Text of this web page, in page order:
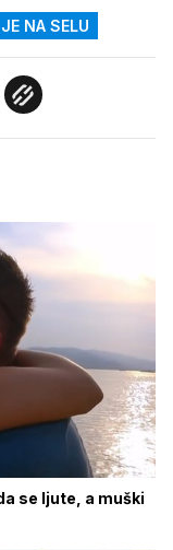
NA SELU
se ljute, a muški